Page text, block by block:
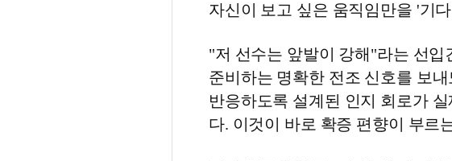
자신이 보고 싶은 움직임만을 '기
"저 선수는 앞발이 강해"라는 선
준비하는 명확한 전조 신호를 보
반응하도록 설계된 인지 회로가
다. 이것이 바로 확증 편향이 부르